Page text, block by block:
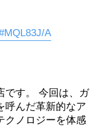
A
です。 今回は、ガ
呼んだ革新的なア
クノロジーを体感